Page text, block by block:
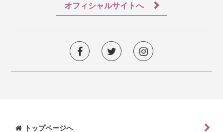
オフィシャルサイトへ
トップページへ